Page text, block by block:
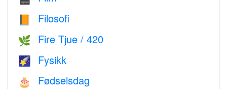
📙 Filosofi
🌿 Fire Tjue / 420
🌠 Fysikk
🎂 Fødselsdag